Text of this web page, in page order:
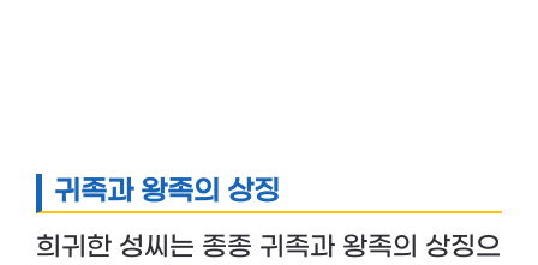
귀족과 왕족의 상징
희귀한 성씨는 종종 귀족과 왕족의 상징으